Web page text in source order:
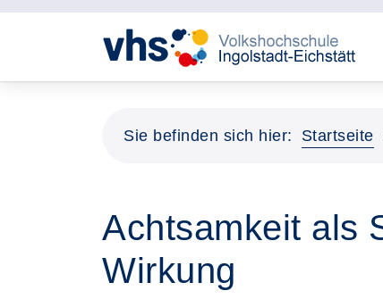
Sie befinden sich hier: Startseite
Achtsamkeit als
Wirkung